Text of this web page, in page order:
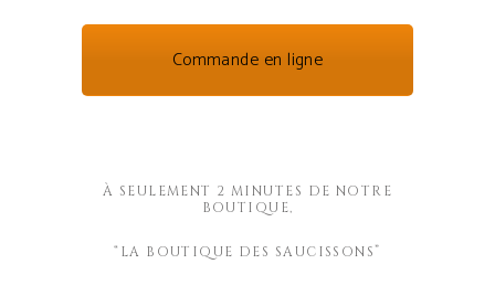
Commande en ligne
À SEULEMENT 2 MINUTES DE NOTRE
BOUTIQUE,
“LA BOUTIQUE DES SAUCISSONS”